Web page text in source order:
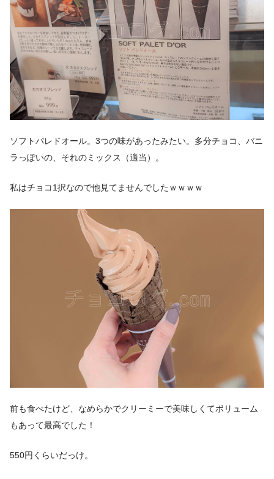
ソフトパレドオール。3つの味があったみたい。多分チョコ、バニ
ラっぽいの、それのミックス（適当）。
私はチョコ1択なので他見てませんでしたｗｗｗｗ
前も食べたけど、なめらかでクリーミーで美味しくてボリューム
もあって最高でした！
550円くらいだっけ。